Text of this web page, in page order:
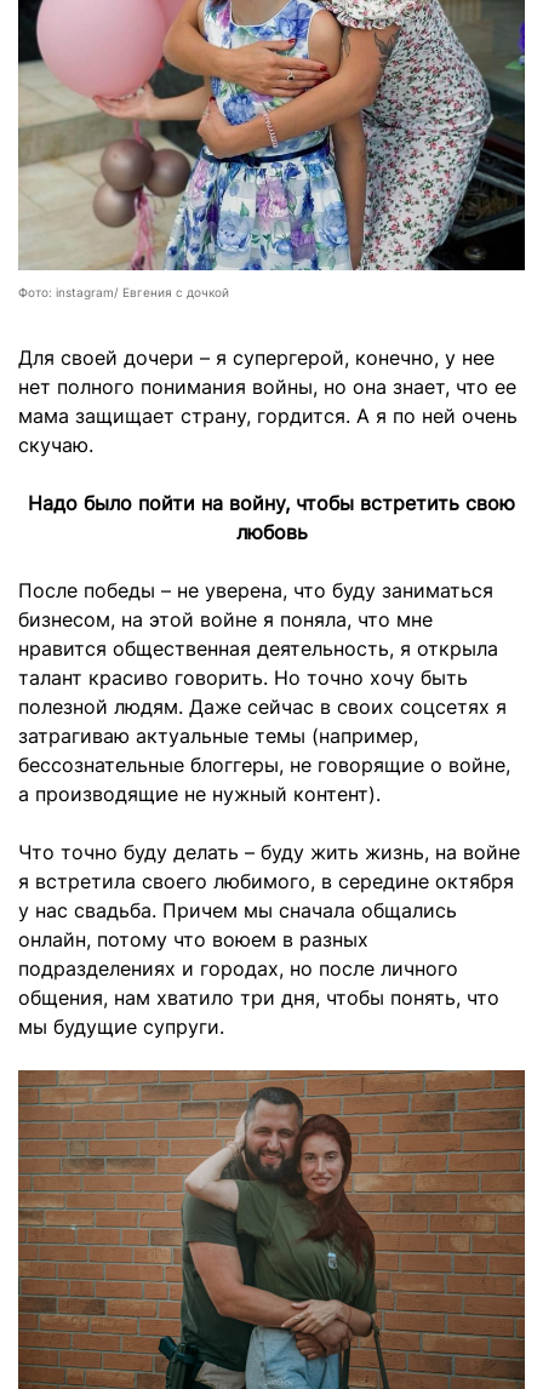
Фото: instagram/ Евгения с дочкой
Для своей дочери – я супергерой, конечно, у нее
нет полного понимания войны, но она знает, что ее
мама защищает страну, гордится. А я по ней очень
скучаю.
Надо было пойти на войну, чтобы встретить свою
любовь
После победы – не уверена, что буду заниматься
бизнесом, на этой войне я поняла, что мне
нравится общественная деятельность, я открыла
талант красиво говорить. Но точно хочу быть
полезной людям. Даже сейчас в своих соцсетях я
затрагиваю актуальные темы (например,
бессознательные блоггеры, не говорящие о войне,
а производящие не нужный контент).
Что точно буду делать – буду жить жизнь, на войне
я встретила своего любимого, в середине октября
у нас свадьба. Причем мы сначала общались
онлайн, потому что воюем в разных
подразделениях и городах, но после личного
общения, нам хватило три дня, чтобы понять, что
мы будущие супруги.